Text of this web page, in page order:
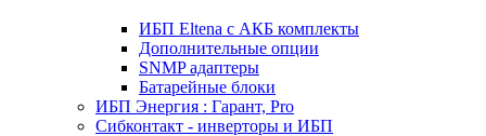
ИБП Eltena с АКБ комплекты
Дополнительные опции
SNMP адаптеры
Батарейные блоки
ИБП Энергия : Гарант, Pro
Сибконтакт - инверторы и ИБП